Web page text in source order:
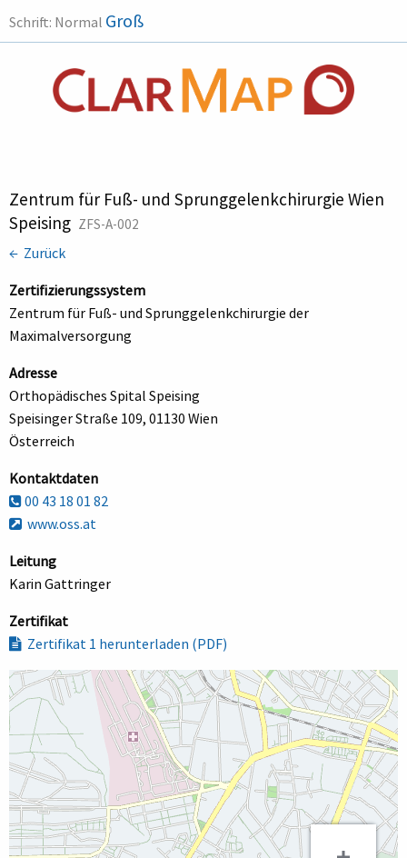
Schrift: Normal Groß
Zentrum für Fuß- und Sprunggelenkchirurgie Wien
Speising ZFS-A-002
← Zurück
Zertifizierungssystem
Zentrum für Fuß- und Sprunggelenkchirurgie der
Maximalversorgung
Adresse
Orthopädisches Spital Speising
Speisinger Straße 109, 01130 Wien
Österreich
Kontaktdaten
00 43 18 01 82
www.oss.at
Leitung
Karin Gattringer
Zertifikat
Zertifikat 1 herunterladen (PDF)